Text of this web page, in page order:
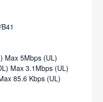
Max 5Mbps (UL)
Max 3.1Mbps (UL)
85.6 Kbps (UL)